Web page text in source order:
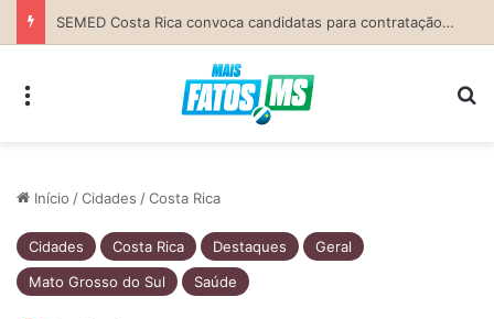
Previsão do Tempo para Costa Rica nesta quinta-feira (6)
Início /Cidades /Costa Rica
Cidades Costa Rica Destaques
Geral
Mato Grosso do Sul
Saúde